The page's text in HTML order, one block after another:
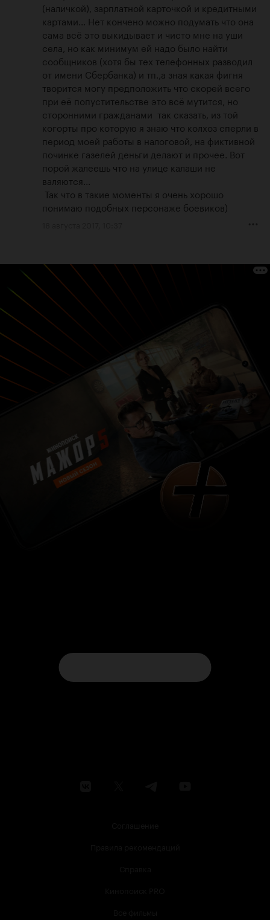
(наличкой), зарплатной карточкой и кредитными
картами... Нет кончено можно подумать что она
сама всё это выкидывает и чисто мне на уши
села, но как минимум ей надо было найти
сообщников (хотя бы тех телефонных разводил
от имени Сбербанка) и тп.,а зная какая фигня
творится могу предположить что скорей всего
при её попустительстве это всё мутится, но
сторонними гражданами  так сказать, из той
когорты про которую я знаю что колхоз сперли в
период моей работы в налоговой, на фиктивной
починке газелей деньги делают и прочее. Вот
порой жалеешь что на улице калаши не
валяются...
понимаю подобных персонаже боевиков)